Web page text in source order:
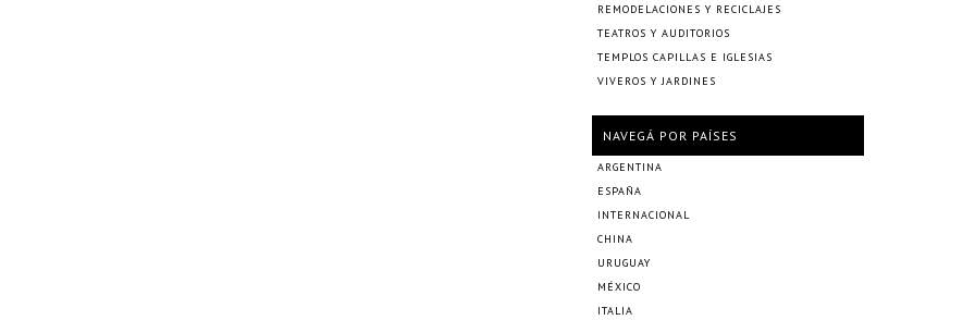
REMODELACIONES Y RECICLAJES
TEATROS Y AUDITORIOS
TEMPLOS CAPILLAS E IGLESIAS
VIVEROS Y JARDINES
NAVEGÁ POR PAÍSES
ARGENTINA
ESPAÑA
INTERNACIONAL
CHINA
URUGUAY
MÉXICO
ITALIA